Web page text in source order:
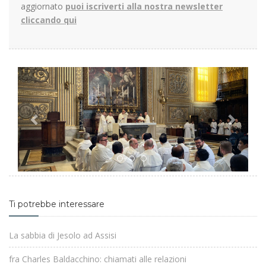
aggiornato puoi iscriverti alla nostra newsletter
cliccando qui
Previous Next
Ti potrebbe interessare
La sabbia di Jesolo ad Assisi
fra Charles Baldacchino: chiamati alle relazioni